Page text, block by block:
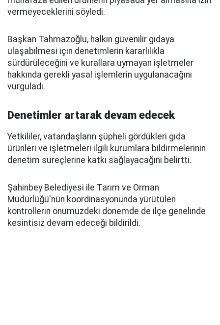
vermeyeceklerini söyledi.
Başkan Tahmazoğlu, halkın güvenilir gıdaya
ulaşabilmesi için denetimlerin kararlılıkla
sürdürüleceğini ve kurallara uymayan işletmeler
hakkında gerekli yasal işlemlerin uygulanacağını
vurguladı.
Denetimler artarak devam edecek
Yetkililer, vatandaşların şüpheli gördükleri gıda
ürünleri ve işletmeleri ilgili kurumlara bildirmelerinin
denetim süreçlerine katkı sağlayacağını belirtti.
Şahinbey Belediyesi ile Tarım ve Orman
Müdürlüğü'nün koordinasyonunda yürütülen
kontrollerin önümüzdeki dönemde de ilçe genelinde
kesintisiz devam edeceği bildirildi.